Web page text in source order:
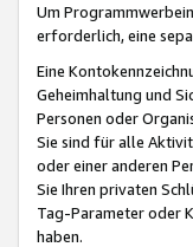
Um
erforderlich, eine
Eine
Geheimhaltung und
Personen oder
Sie sind für alle
oder einer anderen
Sie Ihren privaten
Tag-Parameter oder
haben.